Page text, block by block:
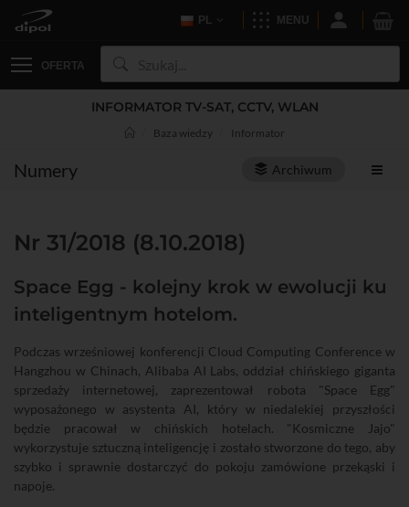
PL MENU
OFERTA
INFORMATOR TV-SAT, CCTV, WLAN
Baza wiedzy Informator
Numery Archiwum
Nr 31/2018 (8.10.2018)
Space Egg - kolejny krok w ewolucji ku
inteligentnym hotelom.
Podczas wrześniowej konferencji Cloud Computing Conference w
Hangzhou w Chinach, Alibaba AI Labs, oddział chińskiego giganta
sprzedaży internetowej, zaprezentował robota "Space Egg"
wyposażonego w asystenta AI, który w niedalekiej przyszłości
będzie pracował w chińskich hotelach. "Kosmiczne Jajo"
wykorzystuje sztuczną inteligencję i zostało stworzone do tego, aby
szybko i sprawnie dostarczyć do pokoju zamówione przekąski i
napoje.